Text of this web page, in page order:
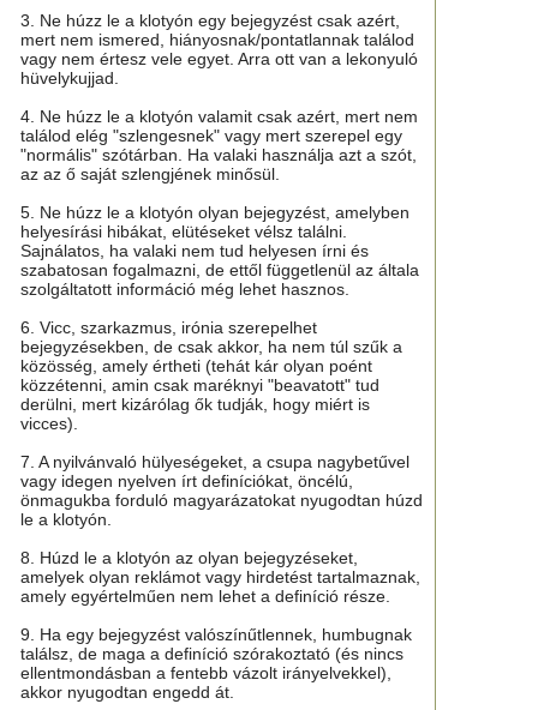
3. Ne húzz le a klotyón egy bejegyzést csak azért,
mert nem ismered, hiányosnak/pontatlannak találod
vagy nem értesz vele egyet. Arra ott van a lekonyuló
hüvelykujjad.
4. Ne húzz le a klotyón valamit csak azért, mert nem
találod elég "szlengesnek" vagy mert szerepel egy
"normális" szótárban. Ha valaki használja azt a szót,
az az ő saját szlengjének minősül.
5. Ne húzz le a klotyón olyan bejegyzést, amelyben
helyesírási hibákat, elütéseket vélsz találni.
Sajnálatos, ha valaki nem tud helyesen írni és
szabatosan fogalmazni, de ettől függetlenül az általa
szolgáltatott információ még lehet hasznos.
6. Vicc, szarkazmus, irónia szerepelhet
bejegyzésekben, de csak akkor, ha nem túl szűk a
közösség, amely értheti (tehát kár olyan poént
közzétenni, amin csak maréknyi "beavatott" tud
derülni, mert kizárólag ők tudják, hogy miért is
vicces).
7. A nyilvánvaló hülyeségeket, a csupa nagybetűvel
vagy idegen nyelven írt definíciókat, öncélú,
önmagukba forduló magyarázatokat nyugodtan húzd
le a klotyón.
8. Húzd le a klotyón az olyan bejegyzéseket,
amelyek olyan reklámot vagy hirdetést tartalmaznak,
amely egyértelműen nem lehet a definíció része.
9. Ha egy bejegyzést valószínűtlennek, humbugnak
találsz, de maga a definíció szórakoztató (és nincs
ellentmondásban a fentebb vázolt irányelvekkel),
akkor nyugodtan engedd át.